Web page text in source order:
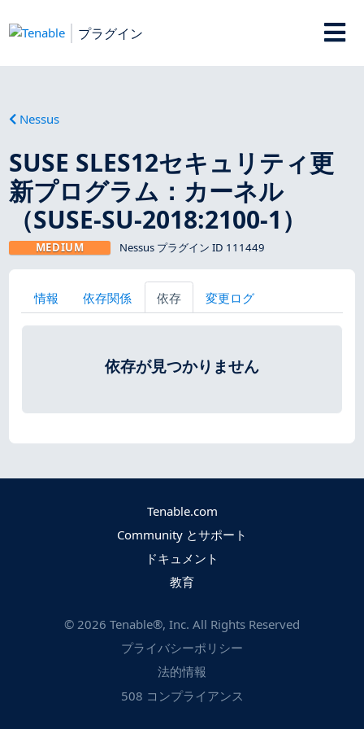
プラグイン
Nessus
SUSE SLES12セキュリティ更
新プログラム：カーネル
（SUSE-SU-2018:2100-1）
MEDIUM Nessus プラグイン ID 111449
情報 依存関係 依存 変更ログ
依存が見つかりません
Tenable.com
Community とサポート
ドキュメント
教育
© 2026 Tenable®, Inc. All Rights Reserved
プライバシーポリシー
法的情報
508 コンプライアンス